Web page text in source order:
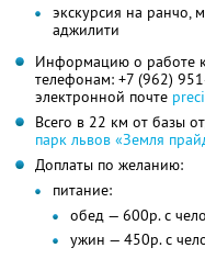
экскурсия на ранчо,
аджилити
Информацию о работе
телефонам: +7 (962)
электронной почте
Всего в 22 км от базы
парк львов «Земля
Доплаты по желанию:
питание:
обед — 600р. с
ужин — 450р. с